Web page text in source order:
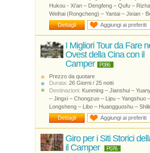
Hukou - Xi’an – Dengfeng – Qufu –
Weihai (Rongcheng) – Yantai – Jixian -
Dettagli
Aggiungi ai preferiti
I Migliori Tour da Fare
Ovest della Cina con il
Camper
P086
Prezzo da quotare
Durata: 26 Giorni / 25 notti
Destinazioni: Kunming – Jianshui –
– Jingxi – Chongzuo – Lipu – Yangshuo
Longsheng – Libo – Huangguoshu –
Dettagli
Aggiungi ai preferiti
Giro per i Siti Storici
il Camper
P076